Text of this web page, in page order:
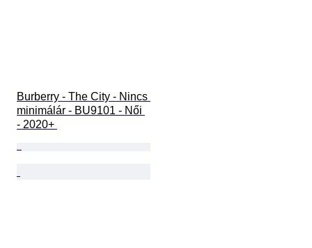
Burberry - The City - Nincs
minimálár - BU9101 - Női
- 2020+